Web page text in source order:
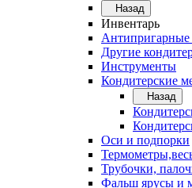
Назад
Инвентарь
Антипригарные
Другие
Инструменты
Кондитерские
Назад
Оси и подпорки
Трубочки,
Фальш ярусы и